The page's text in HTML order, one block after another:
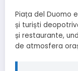
Piața del Duomo
și turiști
și restaurante,
de atmosfera